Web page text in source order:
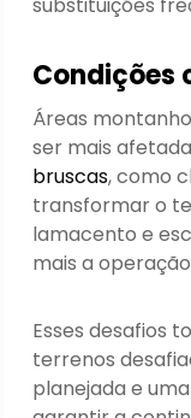
substituições
Condições
Áreas
ser mais
bruscas, como
transformar o
lamacento e
mais a
Esses desafios
terrenos
planejada e